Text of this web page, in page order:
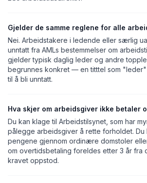
Gjelder de samme reglene for alle
Nei. Arbeidstakere i ledende eller særlig
unntatt fra AMLs bestemmelser om
gjelder typisk daglig leder og andre
begrunnes konkret — en titttel som
til å bli unntatt.
Hva skjer om arbeidsgiver ikke betaler
Du kan klage til Arbeidstilsynet, som har
pålegge arbeidsgiver å rette forholdet. Du
pengene gjennom ordinære domstoler
om overtidsbetaling foreldes etter 3 år fra
kravet oppstod.